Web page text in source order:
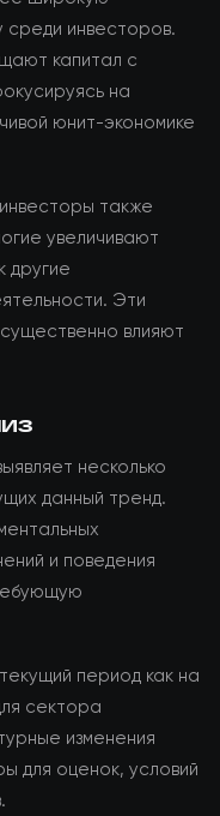
среди инвесторов.
капитал с
на
юнит-экономике
также
увеличивают
другие
Эти
влияют
несколько
данный тренд.
и поведения
период как на
сектора
изменения
для оценок, условий